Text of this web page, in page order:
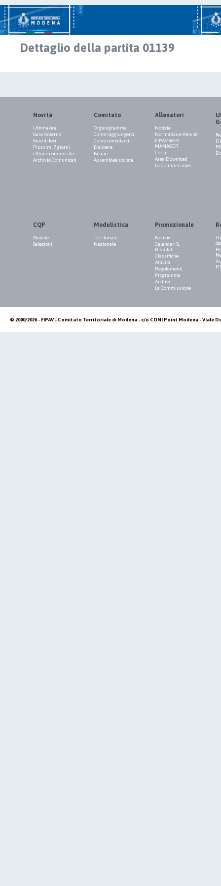
Dettaglio della partita 01139
Novità
Ultima ora
Gare Odierne
Gare di Ieri
Prossimi 7 giorni
Ultimo comunicato
Archivio Comunicati
Comitato
Organigramma
Come raggiungerci
Come contattarci
Delibere
Bilanci
Assemblee società
Allenatori
Notizie
Normativa e Attività
FIPAV WEB
MANAGER
Corsi
Area Download
La Commissione
CQP
Notizie
Selezioni
Modulistica
Territoriale
Nazionale
Promozionale
Notizie
Calendari &
Risultati
Classifiche
Attività
Regolamenti
Programma
Archivi
La Commissione
© 2000/2026 - FIPAV - Comitato Territoriale di Modena - c/o CONI Point Modena - Viale